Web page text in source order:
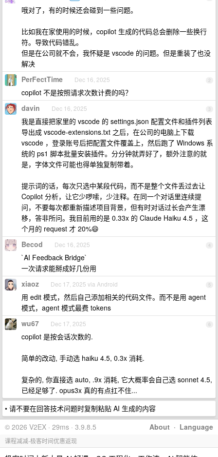
哦对了，有的时候还会碰到一些问题。
比如我在家使用的时候，copilot 生成的代码总会删除一些换行
符。导致代码错乱。
但是在公司就不会，我怀疑是 vscode 的问题。但是重装了也没
解决
2
PerFectTime Dec 16, 2025
copilot 不是按照请求次数计费的吗？
3
davin Dec 16, 2025
我是直接把家里的 vscode 的 settings.json 配置文件和插件列表
导出成 vscode-extensions.txt 之后，在公司的电脑上下载
vscode ，登录账号后把配置文件覆盖上，然后跑了 Windows 系
统的 ps1 脚本批量安装插件。分分钟就弄好了，额外注意的就
是，字体文件可能也得单独复制带着。
提示词的话，每次只选中某段代码，而不是整个文件丢过去让
Copilot 分析，让它少啰嗦，少注释。在同一个对话里连续提
问，不要每次都重新描述项目背景，但有时对话过长会产生漂
移，答非所问。我目前用的是 0.33x 的 Claude Haiku 4.5 ，这
个月的 request 才 20%😄
4
Becod Dec 16, 2025
`AI Feedback Bridge`
一次请求能掰成好几份用
5
xiaoz Dec 17, 2025 via Android
用 edit 模式，然后自己添加相关的代码文件。而不是用 agent
模式，agent 模式最费 tokens
6
wu67 Dec 17, 2025
copilot 是按会话次数的.
简单的改动, 手动选 haiku 4.5, 0.3x 消耗.
复杂的, 你直接选 auto, .9x 消耗, 它大概率会自己选 sonnet 4.5,
已经足够了. opus3x 真的有点扛不住...
• 请不要在回答技术问题时复制粘贴 AI 生成的内容
About · Language
© 2026 V2EX · 29ms · 3.9.8.5
课程减减-极客时间优惠返现